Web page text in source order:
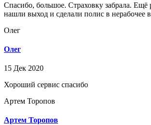
Спасибо, большое. Страховку забрала. Ещё
нашли выход и сделали полис в нерабочее
Олег
Олег
15 Дек 2020
Хороший сервис спасибо
Артем Торопов
Артем Торопов